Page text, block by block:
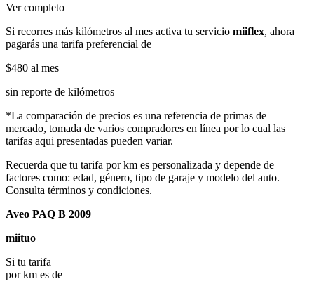
Ver completo
Si recorres más kilómetros al mes activa tu servicio miiflex, ahora
pagarás una tarifa preferencial de
$480 al mes
sin reporte de kilómetros
*La comparación de precios es una referencia de primas de
mercado, tomada de varios compradores en línea por lo cual las
tarifas aqui presentadas pueden variar.
Recuerda que tu tarifa por km es personalizada y depende de
factores como: edad, género, tipo de garaje y modelo del auto.
Consulta términos y condiciones.
Aveo PAQ B 2009
miituo
Si tu tarifa
por km es de